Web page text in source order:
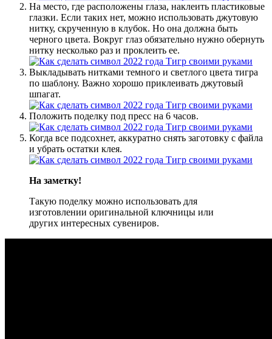
На место, где расположены глаза, наклеить пластиковые
глазки. Если таких нет, можно использовать джутовую
нитку, скрученную в клубок. Но она должна быть
черного цвета. Вокруг глаз обязательно нужно обернуть
нитку несколько раз и проклеить ее.
Выкладывать нитками темного и светлого цвета тигра
по шаблону. Важно хорошо приклеивать джутовый
шпагат.
Положить поделку под пресс на 6 часов.
Когда все подсохнет, аккуратно снять заготовку с файла
и убрать остатки клея.
На заметку!
Такую поделку можно использовать для
изготовлении оригинальной ключницы или
других интересных сувениров.